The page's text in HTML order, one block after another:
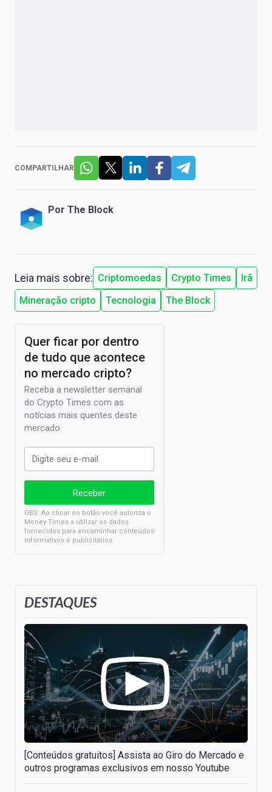
COMPARTILHAR
Por The Block
Leia mais sobre: Criptomoedas Crypto Times
Irã
Mineração cripto
Tecnologia The Block
DESTAQUES
[Conteúdos gratuitos] Assista ao Giro do Mercado e
outros programas exclusivos em nosso Youtube
Quer ficar por dentro
de tudo que acontece
no mercado cripto?
Receba a newsletter semanal
do Crypto Times com as
notícias mais quentes deste
mercado
OBS: Ao clicar no botão você autoriza o
Money Times a utilizar os dados
fornecidos para encaminhar conteúdos
informativos e publicitários.